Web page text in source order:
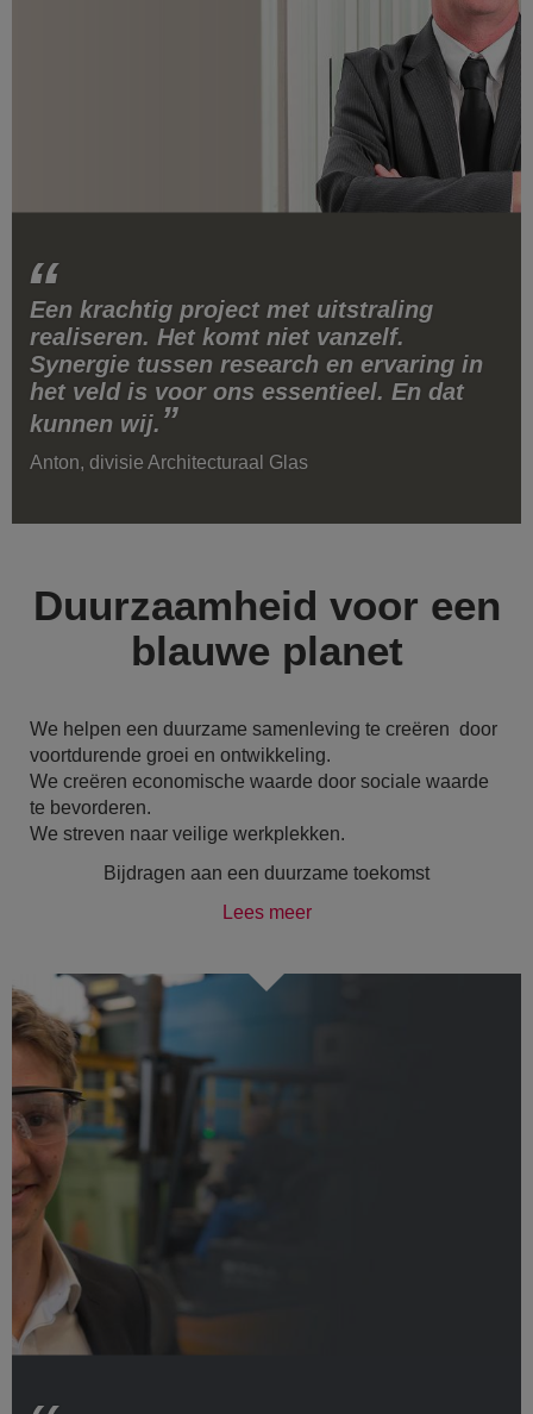
Een krachtig project met uitstraling
realiseren. Het komt niet vanzelf.
Synergie tussen research en ervaring in
het veld is voor ons essentieel. En dat
kunnen wij.
Anton, divisie Architecturaal Glas
Duurzaamheid voor een
blauwe planet
We helpen een duurzame samenleving te creëren door
voortdurende groei en ontwikkeling.
We creëren economische waarde door sociale waarde
te bevorderen.
We streven naar veilige werkplekken.
Bijdragen aan een duurzame toekomst
Lees meer